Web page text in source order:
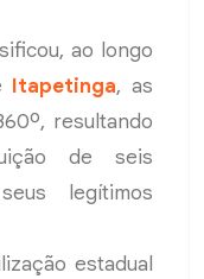
ao longo
Itapetinga, as
resultando
de seis
legítimos
estadual